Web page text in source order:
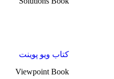
کتاب ویو پوینت
Viewpoint Book